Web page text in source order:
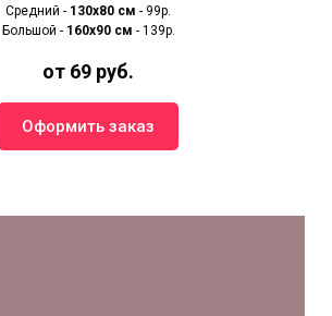
Средний - 130х80 см - 99р.
Большой - 160х90 см - 139р.
от 69 руб.
Оформить заказ